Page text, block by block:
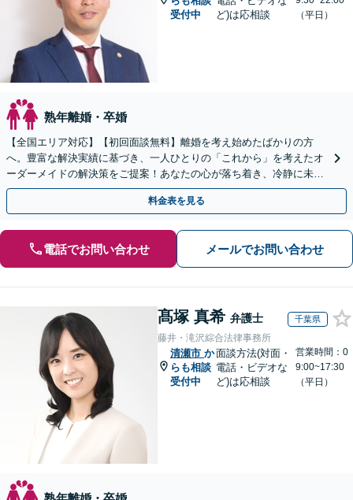
受付中
ど)は応相談
（平日）
熟年離婚・卒婚
【全国エリア対応】【初回面談無料】離婚を考え始めたばかりの方
へ。豊富な解決実績に基づき、一人ひとりの「これから」を考えたオ
ーダーメイドの解決策をご提案！あなたの心が落ち着き、冷静に未来
を選べるよう全力でサポート【弁護士直通・LINE相談可】
料金表を見る
電話でお問い合わせ メールでお問い合わせ
髙塚 真希 弁護士 千葉県
藤井・滝沢綜合法律事務所
清瀬市 か
らも相談
受付中
面談方法(対面・
電話・ビデオな
ど)は応相談
営業時間：0
9:00~17:30
（平日）